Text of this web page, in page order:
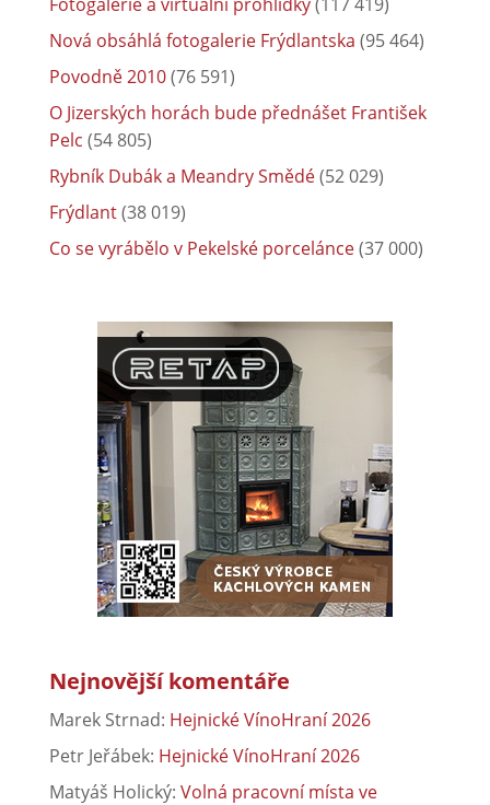
Nová obsáhlá fotogalerie Frýdlantska (95 464)
Povodně 2010(76 591)
O Jizerských horách bude přednášet František
Pelc (54 805)
Rybník Dubák a Meandry Smědé(52 029)
Frýdlant(38 019)
Co se vyrábělo v Pekelské porcelánce(37 000)
Nejnovější komentáře
Marek Strnad: Hejnické VínoHraní 2026
Petr Jeřábek: Hejnické VínoHraní 2026
Matyáš Holický: Volná pracovní místa ve